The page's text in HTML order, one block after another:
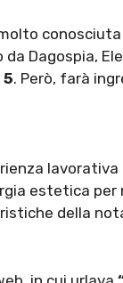
Dagospia,
. Però, farà
lavorativa
estetica per
della